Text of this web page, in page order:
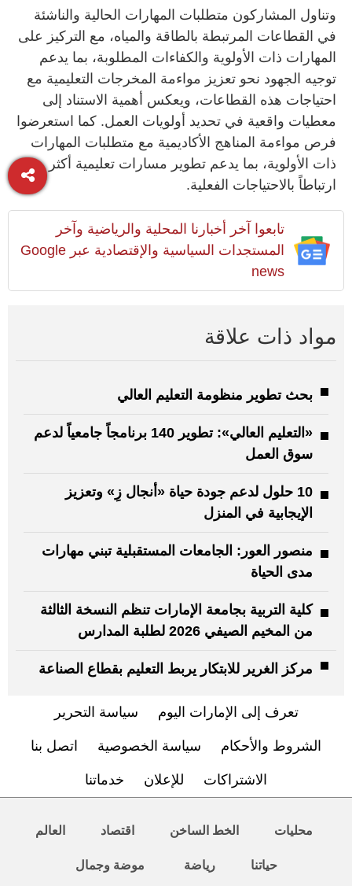
وتناول المشاركون متطلبات المهارات الحالية والناشئة
في القطاعات المرتبطة بالطاقة والمياه، مع التركيز على
المهارات ذات الأولوية والكفاءات المطلوبة، بما يدعم
توجيه الجهود نحو تعزيز مواءمة المخرجات التعليمية مع
احتياجات هذه القطاعات، ويعكس أهمية الاستناد إلى
معطيات واقعية في تحديد أولويات العمل. كما استعرضوا
فرص مواءمة المناهج الأكاديمية مع متطلبات المهارات
ذات الأولوية، بما يدعم تطوير مسارات تعليمية أكثر
ارتباطاً بالاحتياجات الفعلية.
تابعوا آخر أخبارنا المحلية والرياضية وآخر
المستجدات السياسية والإقتصادية عبر Google
news
مواد ذات علاقة
بحث تطوير منظومة التعليم العالي
«التعليم العالي»: تطوير 140 برنامجاً جامعياً لدعم
سوق العمل
10 حلول لدعم جودة حياة «أنجال زِ» وتعزيز
الإيجابية في المنزل
منصور العور: الجامعات المستقبلية تبني مهارات
مدى الحياة
كلية التربية بجامعة الإمارات تنظم النسخة الثالثة
من المخيم الصيفي 2026 لطلبة المدارس
مركز الغرير للابتكار يربط التعليم بقطاع الصناعة
تعرف إلى الإمارات اليوم سياسة التحرير
الشروط والأحكام سياسة الخصوصية اتصل بنا
الاشتراكات للإعلان خدماتنا
محليات الخط الساخن اقتصاد العالم
حياتنا رياضة موضة وجمال